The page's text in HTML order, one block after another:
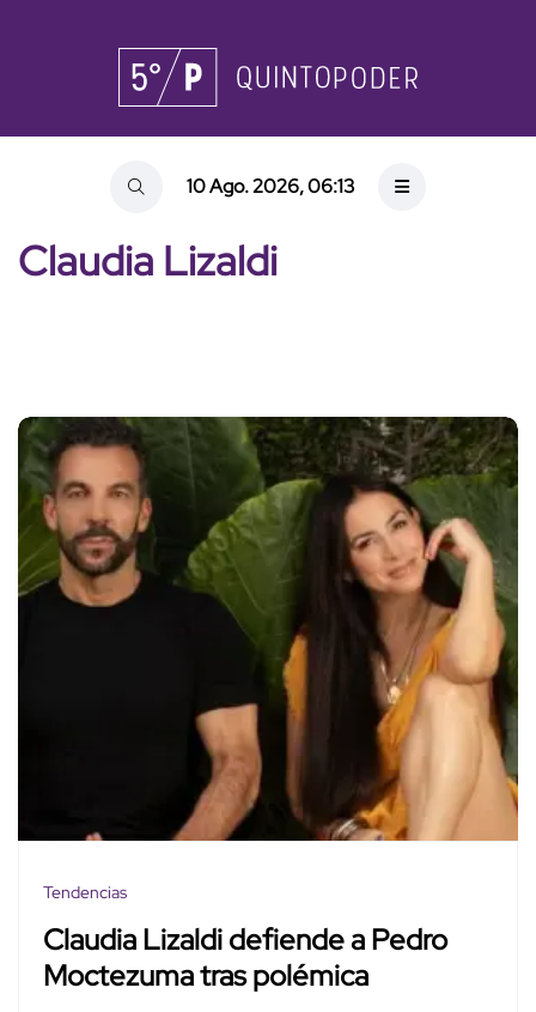
10 Ago. 2026, 06:13
Claudia Lizaldi
Tendencias
Claudia Lizaldi defiende a Pedro
Moctezuma tras polémica